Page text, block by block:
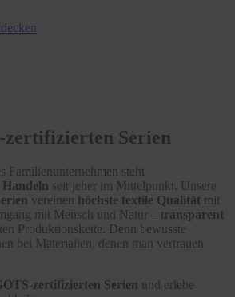
zertifizierten Serien
Familienunternehmen steht
seit jeher im Mittelpunkt. Unsere
vereinen höchste textile Qualität mit
mit Mensch und Natur – transparent
Produktionskette. Denn bewusste
bei Materialien, denen man vertrauen
zertifizierten Serien und erlebe